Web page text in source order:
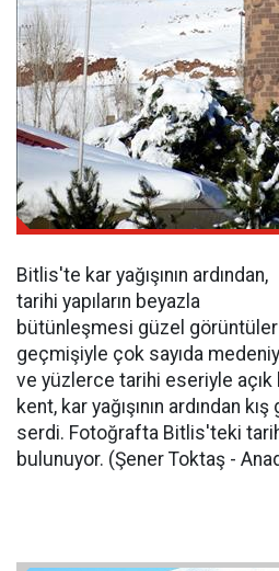
Bitlis'te kar yağışının ardından,
tarihi yapıların beyazla
bütünleşmesi güzel görüntüler
geçmişiyle çok sayıda
ve yüzlerce tarihi eseriyle açık
kent, kar yağışının ardından
serdi. Fotoğrafta Bitlis'teki
bulunuyor. (Şener Toktaş -